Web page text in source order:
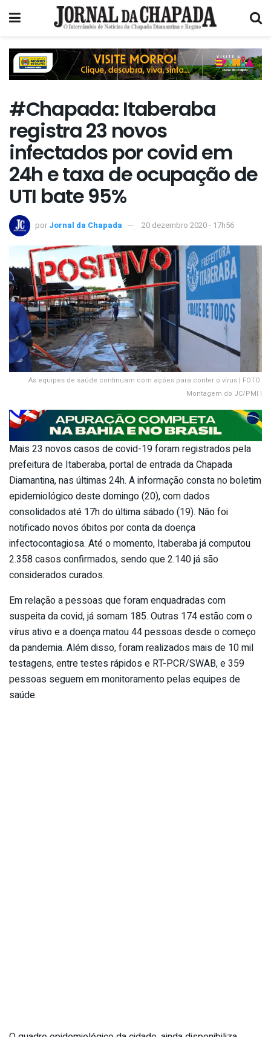
#Chapada: Itaberaba
registra 23 novos
infectados por covid em
24h e taxa de ocupação de
UTI bate 95%
por Jornal da Chapada 20 dezembro 2020 - 17h56
As equipes de saúde continuam com ações para conter o vírus | FOTO:
Montagem do JC/PMI |
Mais 23 novos casos de covid-19 foram registrados pela
prefeitura de Itaberaba, portal de entrada da Chapada
Diamantina, nas últimas 24h. A informação consta no boletim
epidemiológico deste domingo (20), com dados
consolidados até 17h do última sábado (19). Não foi
notificado novos óbitos por conta da doença
infectocontagiosa. Até o momento, Itaberaba já computou
2.358 casos confirmados, sendo que 2.140 já são
considerados curados.
Em relação a pessoas que foram enquadradas com
suspeita da covid, já somam 185. Outras 174 estão com o
vírus ativo e a doença matou 44 pessoas desde o começo
da pandemia. Além disso, foram realizados mais de 10 mil
testagens, entre testes rápidos e RT-PCR/SWAB, e 359
pessoas seguem em monitoramento pelas equipes de
saúde.